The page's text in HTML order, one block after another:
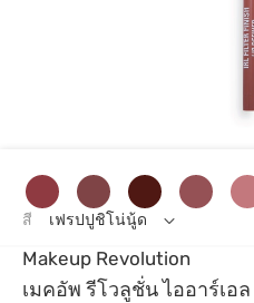
Makeup Revolution
เมคอัพ รีโวลูชั่น ไออาร์เอ
สี เฟรปปูชิโน่นู้ด